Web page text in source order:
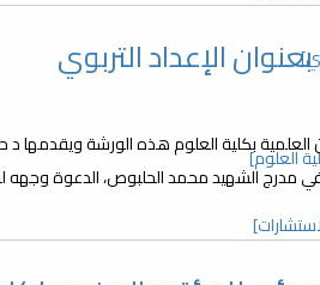
العلوم]
الإعداد التربوي
-1:00 م في مدرج الشهيد محمد الحلبوص، الدعوة